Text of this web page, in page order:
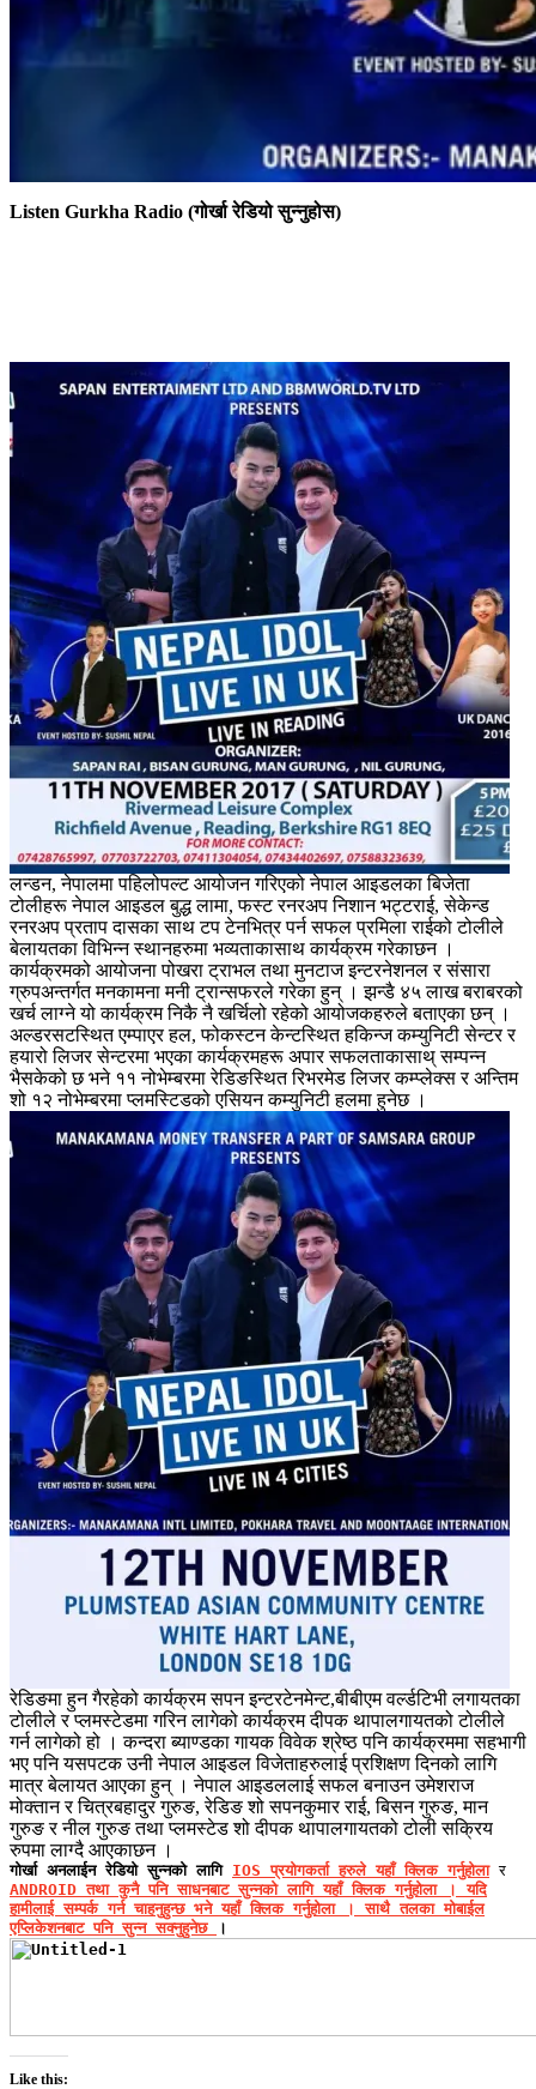
Listen Gurkha Radio (गोर्खा रेडियो सुन्नुहोस)
लन्डन, नेपालमा पहिलोपल्ट आयोजन गरिएको नेपाल आइडलका बिजेता
टोलीहरू नेपाल आइडल बुद्ध लामा, फस्ट रनरअप निशान भट्टराई, सेकेन्ड
रनरअप प्रताप दासका साथ टप टेनभित्र पर्न सफल प्रमिला राईको टोलीले
बेलायतका विभिन्न स्थानहरुमा भव्यताकासाथ कार्यक्रम गरेकाछन ।
कार्यक्रमको आयोजना पोखरा ट्राभल तथा मुनटाज इन्टरनेशनल र संसारा
ग्रुपअन्तर्गत मनकामना मनी ट्रान्सफरले गरेका हुन् । झन्डै ४५ लाख बराबरको
खर्च लाग्ने यो कार्यक्रम निकै नै खर्चिलो रहेको आयोजकहरुले बताएका छन् ।
अल्डरसटस्थित एम्पाएर हल, फोकस्टन केन्टस्थित हकिन्ज कम्युनिटी सेन्टर र
हयारो लिजर सेन्टरमा भएका कार्यक्रमहरू अपार सफलताकासाथ् सम्पन्न
भैसकेको छ भने ११ नोभेम्बरमा रेडिङस्थित रिभरमेड लिजर कम्प्लेक्स र अन्तिम
शो १२ नोभेम्बरमा प्लमस्टिडको एसियन कम्युनिटी हलमा हुनेछ ।
रेडिङमा हुन गैरहेको कार्यक्रम सपन इन्टरटेनमेन्ट,बीबीएम वर्ल्डटिभी लगायतका
टोलीले र प्लमस्टेडमा गरिन लागेको कार्यक्रम दीपक थापालगायतको टोलीले
गर्न लागेको हो । कन्दरा ब्याण्डका गायक विवेक श्रेष्ठ पनि कार्यक्रममा सहभागी
भए पनि यसपटक उनी नेपाल आइडल विजेताहरुलाई प्रशिक्षण दिनको लागि
मात्र बेलायत आएका हुन् । नेपाल आइडललाई सफल बनाउन उमेशराज
मोक्तान र चित्रबहादुर गुरुङ, रेडिङ शो सपनकुमार राई, बिसन गुरुङ, मान
गुरुङ र नील गुरुङ तथा प्लमस्टेड शो दीपक थापालगायतको टोली सक्रिय
रुपमा लाग्दै आएकाछन ।
गोर्खा अनलाईन रेडियो सुन्नको लागि IOS प्रयोगकर्ता हरुले यहाँ क्लिक गर्नुहोलार
ANDROID तथा कुनै पनि साधनबाट सुन्नको लागि यहाँ क्लिक गर्नुहोला । यदि
हामीलाई सम्पर्क गर्न चाहनुहुन्छ भनेयहाँ क्लिक गर्नुहोला । साथै तलका मोबाईल
एप्लिकेशनबाट पनि सुन्न सक्नुहुनेछ
।
Like this: